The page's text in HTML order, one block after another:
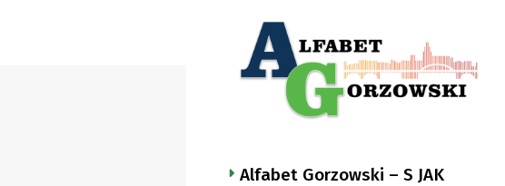
Alfabet Gorzowski – S JAK